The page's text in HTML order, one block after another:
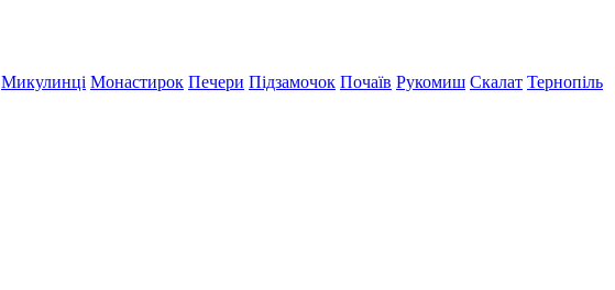
Микулинці Монастирок Печери Підзамочок Почаїв Рукомиш Скалат Тернопіль